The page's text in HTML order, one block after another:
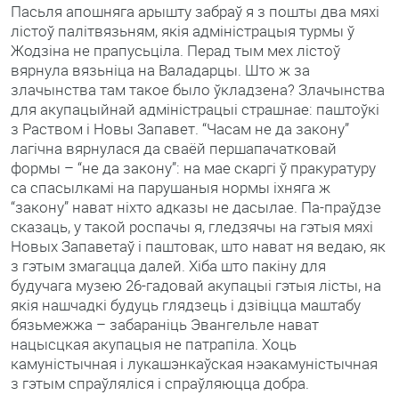
Пасьля апошняга арышту забраў я з пошты два мяхі
лістоў палітвязьням, якія адміністрацыя турмы ў
Жодзіна не прапусьціла. Перад тым мех лістоў
вярнула вязьніца на Валадарцы. Што ж за
злачынства там такое было ўкладзена? Злачынства
для акупацыйнай адміністрацыі страшнае: паштоўкі
з Раством і Новы Запавет. “Часам не да закону”
лагічна вярнулася да сваёй першапачатковай
формы – “не да закону”: на мае скаргі ў пракуратуру
са спасылкамі на парушаныя нормы іхняга ж
“закону” нават ніхто адказы не дасылае. Па-праўдзе
сказаць, у такой роспачы я, гледзячы на гэтыя мяхі
Новых Запаветаў і паштовак, што нават ня ведаю, як
з гэтым змагацца далей. Хіба што пакіну для
будучага музею 26-гадовай акупацыі гэтыя лісты, на
якія нашчадкі будуць глядзець і дзівіцца маштабу
бязьмежжа – забараніць Эвангельле нават
нацысцкая акупацыя не патрапіла. Хоць
камуністычная і лукашэнкаўская нэакамуністычная
з гэтым спраўляліся і спраўляюцца добра.